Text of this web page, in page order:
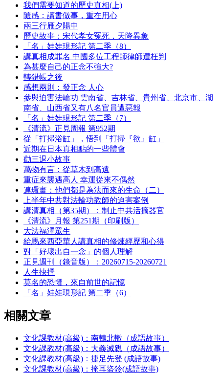
我們需要知道的歷史真相(上)
隨感：讀書做事，重在用心
兩三行雁夕陽中
歷史故事：宋代孝女冤死，天降異象
「名」娃娃現形記 第二季（8）
講真相成罪名 中國多位工程師律師遭枉判
為甚麼自己的正念不強大?
轉錯帳之後
感想兩則：發正念 人心
參與迫害法輪功 雲南省、吉林省、貴州省、北京市、湖
南省、山西省又有八名官員遭惡報
「名」娃娃現形記 第二季（7）
《清流》正見周報 第952期
從「打掃浴缸」，悟到「打掃『欲』缸」
近期在日本真相點的一些體會
勸三退小故事
萬物有言：從草木到高遠
重症來襲遇高人 幸運從來不偶然
連環畫：他們都是為法而來的生命（二）
上半年中共對法輪功教師的迫害案例
講清真相（第35期）：制止中共活摘器官
《清流》月報 第251期（印刷版）
大法福澤眾生
給馬來西亞華人講真相的修煉經歷和心得
對「好壞出自一念」的個人理解
正見週刊（錄音版）：20260715-20260721
人生抉擇
莫名的恐懼，來自前世的記憶
「名」娃娃現形記 第二季（6）
相關文章
文化課教材(高級)：南轅北轍（成語故事）
文化課教材(高級)：大義滅親（成語故事）
文化課教材(高級)：捷足先登 (成語故事)
文化課教材(高級)：掩耳盜鈴(成語故事)